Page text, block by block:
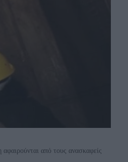
από τους ανασκαφείς